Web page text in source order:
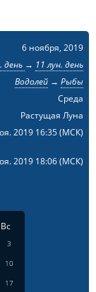
6 ноября, 2019
день → 11 лун. день
Водолей→ Рыбы
Среда
Растущая Луна
2019 16:35(МСК)
2019 18:06(МСК)
Вс
3
10
17